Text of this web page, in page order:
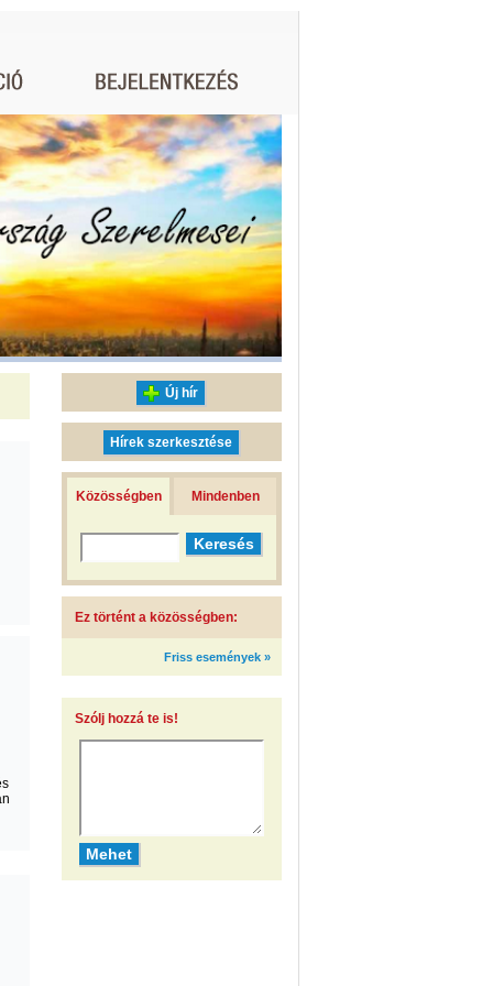
Új hír
Hírek szerkesztése
Közösségben Mindenben
Ez történt a közösségben:
Friss események »
Szólj hozzá te is!